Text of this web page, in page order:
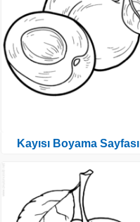
Kayısı Boyama Sayfası